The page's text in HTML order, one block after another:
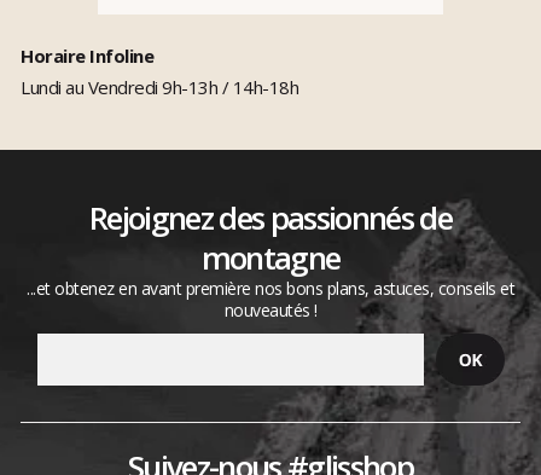
Horaire Infoline
Lundi au Vendredi 9h-13h / 14h-18h
Rejoignez des passionnés de
montagne
...et obtenez en avant première nos bons plans, astuces, conseils et
nouveautés !
Suivez-nous #glisshop